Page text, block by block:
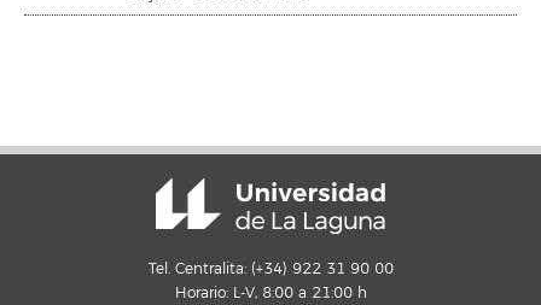
Tel. Centralita: (+34) 922 31 90 00
Horario: L-V, 8:00 a 21:00 h